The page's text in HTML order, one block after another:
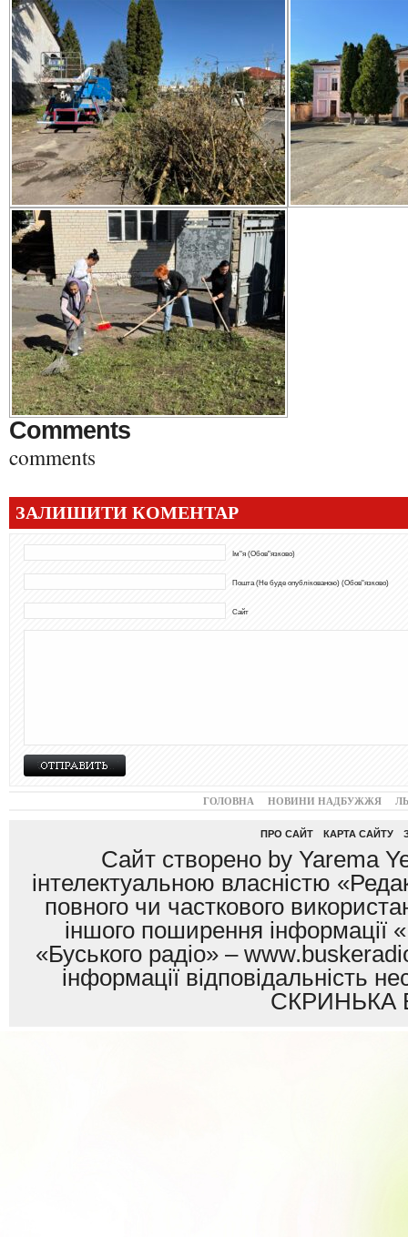
Comments
comments
ЗАЛИШИТИ КОМЕНТАР
Ім"я (Обов"язково)
Пошта (Не буде опублікованою) (Обов"язково)
Сайт
ГОЛОВНА НОВИНИ НАДБУЖЖЯ
ПРО САЙТ КАРТА САЙТУ
Сайт створено by Yarema
інтелектуальною власністю
повного чи часткового
іншого поширення інформації
«Буського радіо» –
інформації
СКРИНЬКА